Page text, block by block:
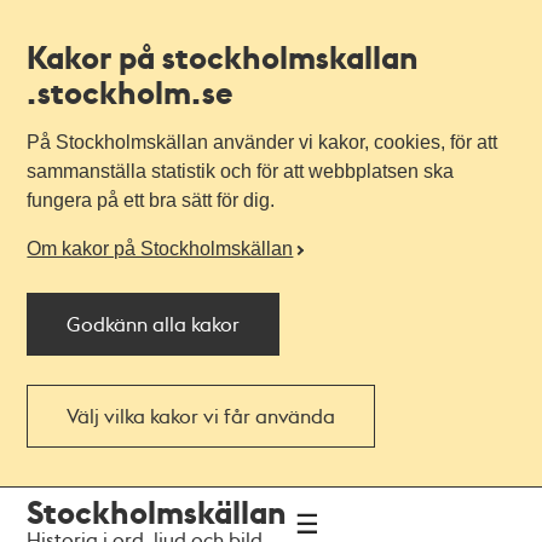
Kakor på stockholmskallan
.stockholm.se
På Stockholmskällan använder vi kakor, cookies, för att
sammanställa statistik och för att webbplatsen ska
fungera på ett bra sätt för dig.
Om kakor på Stockholmskällan
Godkänn alla kakor
Välj vilka kakor vi får använda
navigationen
huvudinnehållet
Stockholmskällan